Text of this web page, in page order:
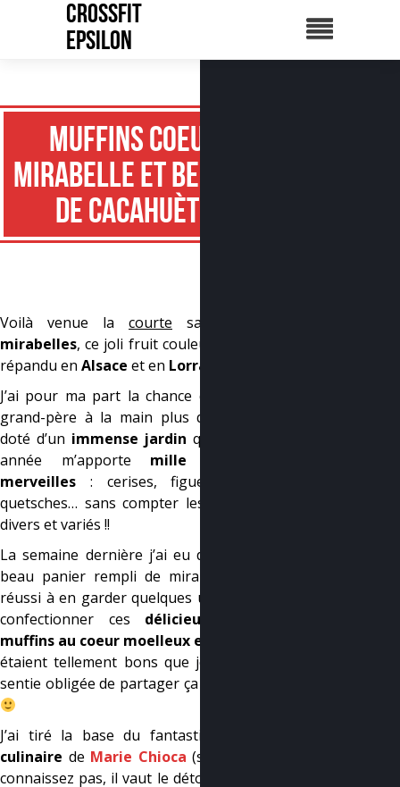
CrossFit
Epsilon
Muffins coeur
mirabelle et beurre
de cacahuète
Voilà venue la courte saison des
mirabelles, ce joli fruit couleur or, très
répandu en Alsace et en Lorraine
J’ai pour ma part la chance d’avoir un
grand-père à la main plus que verte,
doté d’un immense jardin qui chaque
année m’apporte mille et une
merveilles : cerises, figues, kakis,
quetsches… sans compter les légumes
divers et variés !!
La semaine dernière j’ai eu droit à un
beau panier rempli de mirabelles. J’ai
réussi à en garder quelques unes pour
confectionner ces délicieux petits
muffins au coeur moelleux et doré
étaient tellement bons que je me suis
sentie obligée de partager ça avec vous
J’ai tiré la base du fantastique
culinaire de Marie Chioca (si vous ne
connaissez pas, il vaut le détour !), et je